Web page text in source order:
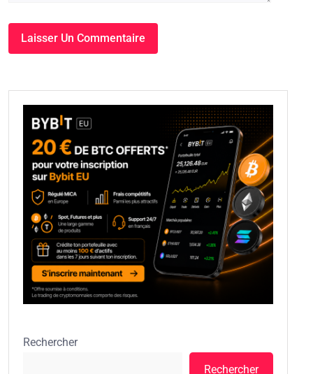
Rechercher
Rechercher